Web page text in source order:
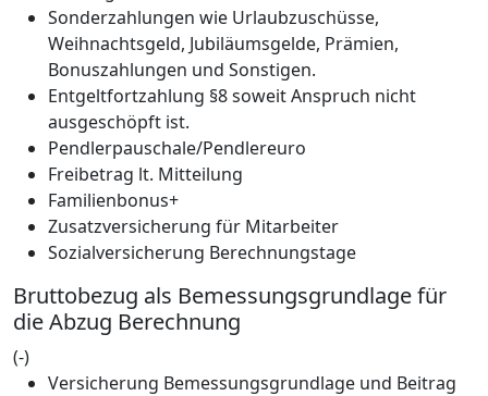
Sonderzahlungen wie Urlaubzuschüsse,
Weihnachtsgeld, Jubiläumsgelde, Prämien,
Bonuszahlungen und Sonstigen.
Entgeltfortzahlung §8 soweit Anspruch nicht
ausgeschöpft ist.
Pendlerpauschale/Pendlereuro
Freibetrag lt. Mitteilung
Familienbonus+
Zusatzversicherung für Mitarbeiter
Sozialversicherung Berechnungstage
Bruttobezug als Bemessungsgrundlage für
die Abzug Berechnung
(-)
Versicherung Bemessungsgrundlage und Beitrag